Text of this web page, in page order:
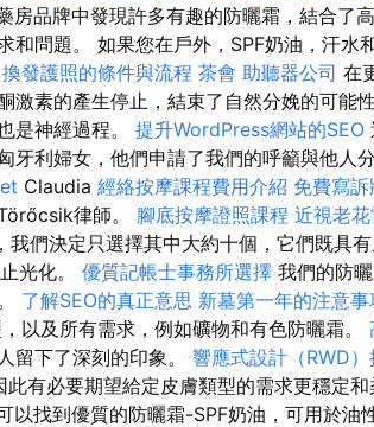
房品牌中發現許多有趣的防曬霜，結合了
和問題。 如果您在戶外，SPF奶油，汗水
換發護照的條件與流程 茶會 助聽器公司 在
激素的產生停止，結束了自然分娩的可能
是神經過程。 提升WordPress網站的SEO
利婦女，他們申請了我們的呼籲與他人
Claudia 經絡按摩課程費用介紹 免費寫訴
律師。 腳底按摩證照課程 近視老
們決定只選擇其中大約十個，它們既具有
光化。 優質記帳士事務所選擇 我們的防
了解SEO的真正意思 新墓第一年的注意事
以及所有需求，例如礦物和有色防曬霜。
留下了深刻的印象。 響應式設計（RWD
有必要期望給定皮膚類型的需求更穩定和
以找到優質的防曬霜-SPF奶油，可用於油